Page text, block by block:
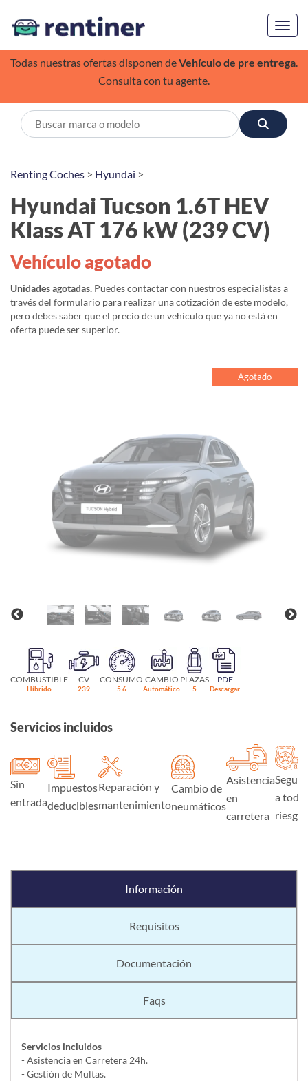
Todas nuestras ofertas disponen deVehículo de pre entrega.
Consulta con tu agente.
Renting Coches > Hyundai >
Hyundai Tucson 1.6T HEV
Klass AT 176 kW (239 CV)
Vehículo agotado
Unidades agotadas. Puedes contactar con nuestros especialistas a
través del formulario para realizar una cotización de este modelo,
pero debes saber que el precio de un vehículo que ya no está en
oferta puede ser superior.
Agotado
COMBUSTIBLE
Híbrido
CV
239
CONSUMO
5.6
CAMBIO
Automático
PLAZAS
5
PDF
Descargar
Servicios incluidos
Sin
entrada
Impuestos
deducibles
Reparación y
mantenimiento
Cambio de
neumáticos
Asistencia
en
carretera
Seguro
a todo
riesgo
Información
Requisitos
Documentación
Faqs
Servicios incluidos
- Asistencia en Carretera 24h.
- Gestión de Multas.